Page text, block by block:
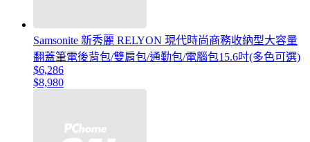
Samsonite 新秀麗 RELYON 現代時尚商務收納型大容量
翻蓋筆電後背包/雙肩包/通勤包/電腦包15.6吋(多色可選)
$6,286
$8,980